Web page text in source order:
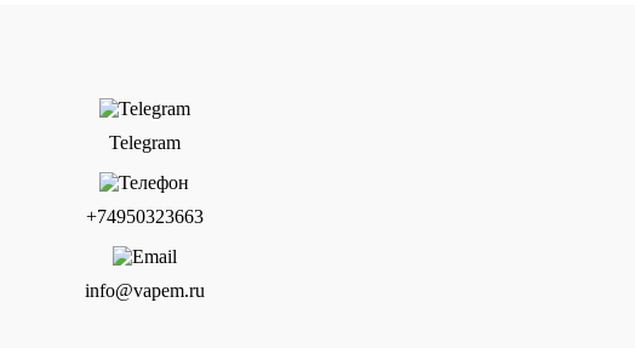
Telegram
+74950323663
info@vapem.ru